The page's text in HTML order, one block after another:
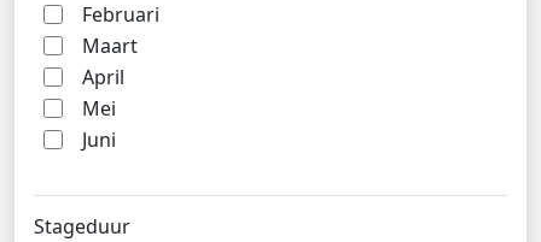
Februari
Maart
April
Mei
Juni
Stageduur